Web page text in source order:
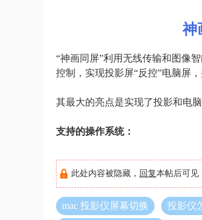
神
“神画同屏”利用无线传输和图像
控制，实现投影屏“反控”电脑屏
其最大的亮点是实现了投影和电
支持的操作系统：
此处内容被隐藏， 回复本帖后可见
mac 投影仪屏幕切换 投影仪